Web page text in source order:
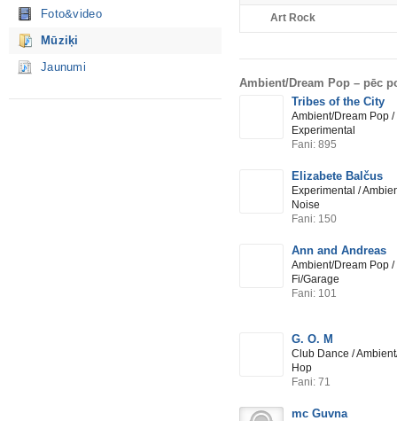
Foto&video
Mūziķi
Jaunumi
Art Rock
Ambient/Dream Pop – pēc
Tribes of the City
Ambient/Dream Pop /
Experimental
Fani: 895
Elizabete Balčus
Experimental /
Noise
Fani: 150
Ann and Andreas
Ambient/Dream Pop
Fi/Garage
Fani: 101
G. O. M
Club Dance /
Hop
Fani: 71
mc Guvna